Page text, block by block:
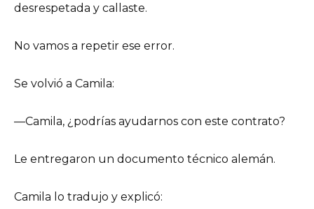
desrespetada y callaste.
No vamos a repetir ese error.
Se volvió a Camila:
—Camila, ¿podrías ayudarnos con este contrato?
Le entregaron un documento técnico alemán.
Camila lo tradujo y explicó: